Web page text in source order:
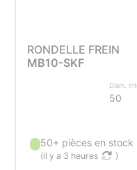
RONDELLE FREIN
MB10-SKF
Diam.
50
50+ pièces en stock
(il y a 3 heures )